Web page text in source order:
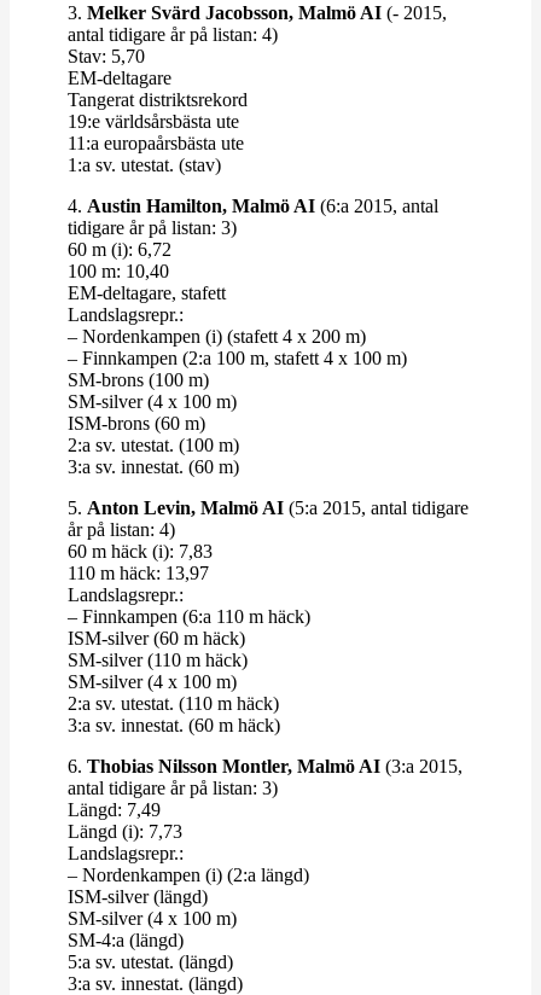
3. Melker Svärd Jacobsson, Malmö AI (- 2015,
antal tidigare år på listan: 4)
Stav: 5,70
EM-​​deltagare
Tan­gerat distrikts­rekord
19:e världs­års­bästa ute
11:a euro­pa­års­bästa ute
1:a sv. utestat. (stav)
4. Austin Hamilton, Malmö AI (6:a 2015, antal
tidigare år på listan: 3)
60 m (i): 6,72
100 m: 10,40
EM-​​deltagare, stafett
Lands­lagsrepr.:
– Nor­den­kampen (i) (stafett 4 x 200 m)
– Finn­kampen (2:a 100 m, stafett 4 x 100 m)
SM-​​brons (100 m)
SM-​​silver (4 x 100 m)
ISM-​​brons (60 m)
2:a sv. utestat. (100 m)
3:a sv. innestat. (60 m)
5. Anton Levin, Malmö AI (5:a 2015, antal tidigare
år på listan: 4)
60 m häck (i): 7,83
110 m häck: 13,97
Lands­lagsrepr.:
– Finn­kampen (6:a 110 m häck)
ISM-​​silver (60 m häck)
SM-​​silver (110 m häck)
SM-​​silver (4 x 100 m)
2:a sv. utestat. (110 m häck)
3:a sv. innestat. (60 m häck)
6. Thobias Nilsson Montler, Malmö AI (3:a 2015,
antal tidigare år på listan: 3)
Längd: 7,49
Längd (i): 7,73
Lands­lagsrepr.:
– Nor­den­kampen (i) (2:a längd)
ISM-​​silver (längd)
SM-​​silver (4 x 100 m)
SM-4:a (längd)
5:a sv. utestat. (längd)
3:a sv. innestat. (längd)